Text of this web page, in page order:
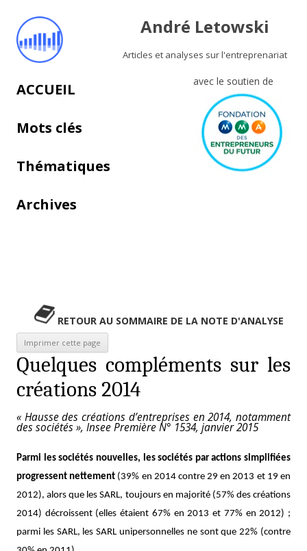
André Letowski
Articles et analyses sur l'entreprenariat
avec le soutien de
Aller au contenu principal
ACCUEIL
Mots clés
Thématiques
Archives
RETOUR AU SOMMAIRE DE LA NOTE D'ANALYSE
Quelques compléments sur les
créations 2014
« Hausse des créations d’entreprises en 2014, notamment
des sociétés », Insee Première N° 1534, janvier 2015
Parmi les sociétés nouvelles, les sociétés par actions simplifiées
progressent nettement (39% en 2014 contre 29 en 2013 et 19 en
2012), alors que les SARL, toujours en majorité (57% des créations
2014) décroissent (elles étaient 67% en 2013 et 77% en 2012) ;
parmi les SARL, les SARL unipersonnelles ne sont que 22% (contre